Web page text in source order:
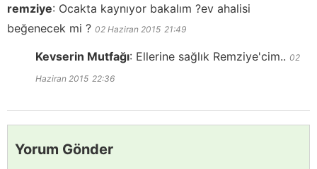
remziye: Ocakta kaynıyor bakalım ?ev ahalisi
beğenecek mi ? 02 Haziran 2015 21:49
Kevserin Mutfağı: Ellerine sağlık Remziye'cim.. 02
Haziran 2015 22:36
Yorum Gönder